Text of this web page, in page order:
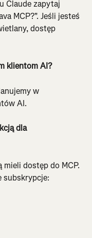
Claude zapytaj
MCP?". Jeśli jesteś
dostęp
klientom AI?
w
AI.
dla
dostęp do MCP.
subskrypcje: